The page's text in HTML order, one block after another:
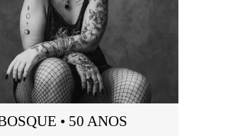
• 50 ANOS